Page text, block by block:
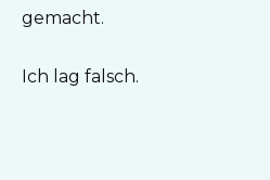
gemacht.
Ich lag falsch.